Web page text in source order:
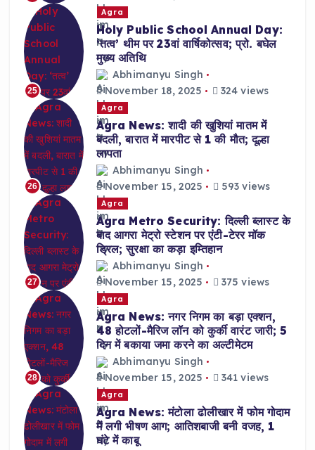
25
Agra
Holy Public School Annual Day:
‘तत्व’ थीम पर 23वां वार्षिकोत्सव; प्रो. बघेल
मुख्य अतिथि
Abhimanyu Singh
November 18, 2025
324 views
26
Agra
Agra News: शादी की खुशियां मातम में
बदली, बारात में मारपीट से 1 की मौत; दूल्हा
लापता
Abhimanyu Singh
November 15, 2025
593 views
27
Agra
Agra Metro Security: दिल्ली ब्लास्ट के
बाद आगरा मेट्रो स्टेशन पर एंटी-टेरर मॉक
ड्रिल; सुरक्षा का कड़ा इम्तिहान
Abhimanyu Singh
November 15, 2025
375 views
28
Agra
Agra News: नगर निगम का बड़ा एक्शन,
48 होटलों-मैरिज लॉन को कुर्की वारंट जारी; 5
दिन में बकाया जमा करने का अल्टीमेटम
Abhimanyu Singh
November 15, 2025
341 views
Agra
Agra News: मंटोला ढोलीखार में फोम गोदाम
में लगी भीषण आग; आतिशबाजी बनी वजह, 1
घंटे में काबू